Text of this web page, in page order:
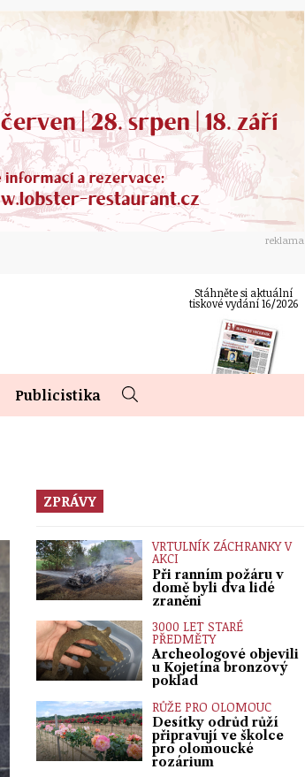
reklama
Stáhněte si aktuální
tiskové vydání 16/2026
Publicistika
ZPRÁVY
VRTULNÍK ZÁCHRANKY V
AKCI
Při ranním požáru v
domě byli dva lidé
zraněni
3000 LET STARÉ
PŘEDMĚTY
Archeologové objevili
u Kojetína bronzový
poklad
RŮŽE PRO OLOMOUC
Desítky odrůd růží
připravují ve školce
pro olomoucké
rozárium